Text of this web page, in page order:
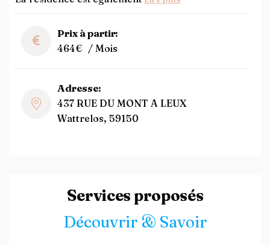
Prix à partir:
464€ / Mois
Adresse:
437 RUE DU MONT A LEUX
Wattrelos, 59150
Services proposés
Découvrir & Savoir